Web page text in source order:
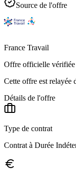
Source de l'offre
France Travail
Offre officielle vérifiée
Cette offre est relayée
Détails de l'offre
Type de contrat
Contrat à Durée